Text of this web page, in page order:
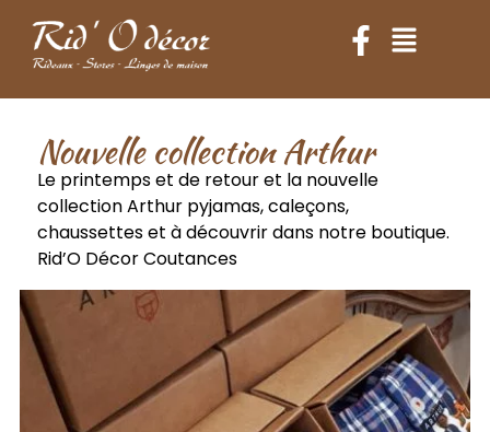
Nouvelle collection Arthur
Le printemps et de retour et la nouvelle
collection Arthur pyjamas, caleçons,
chaussettes et à découvrir dans notre boutique.
Rid’O Décor Coutances